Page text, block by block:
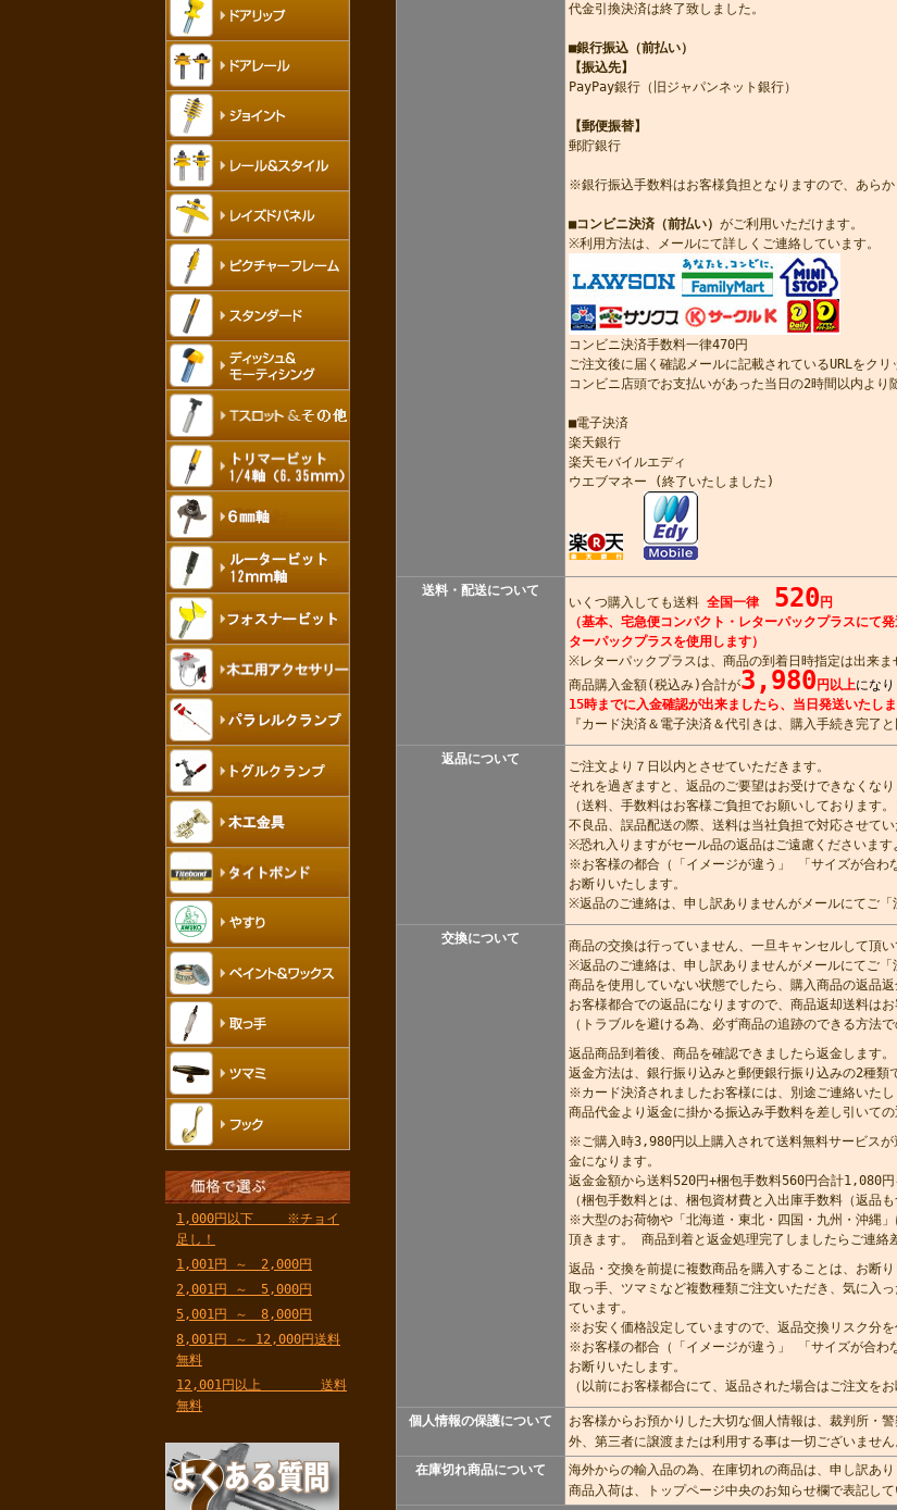
1,000円以下 ※チョイ
足し！
1,001円 ～ 2,000円
2,001円 ～ 5,000円
5,001円 ～ 8,000円
8,001円 ～ 12,000円送料
無料
12,001円以上 送料
無料
代金引換決済は終了致しました。
■銀行振込（前払い）
【振込先】
PayPay銀行（旧ジャパンネット銀行）
【郵便振替】
郵貯銀行
※銀行振込手数料はお客様負担となりますので、あらか
■コンビニ決済（前払い） がご利用いただけます。
※利用方法は、メールにて詳しくご連絡しています。
コンビニ決済手数料一律470円
ご注文後に届く確認メールに記載されているURLをク
コンビニ店頭でお支払いがあった当日の2時間以内より
■電子決済
楽天銀行
楽天モバイルエディ
ウエブマネー (終了いたしました)
送料・配送について
いくつ購入しても送料 全国一律520 円
（基本、宅急便コンパクト・レターパックプラスにて
ターパックプラスを使用します）
※レターパックプラスは、商品の到着日時指定は出来ま
商品購入金額(税込み)合計が3,980 円以上にな
15時までに入金確認が出来ましたら、当日発送いたし
『カード決済＆電子決済＆代引きは、購入手続き完了
返品について
ご注文より７日以内とさせていただきます。
それを過ぎますと、返品のご要望はお受けできなくなり
（送料、手数料はお客様ご負担でお願いしております。
不良品、誤品配送の際、送料は当社負担で対応させてい
※恐れ入りますがセール品の返品はご遠慮くださいます
※お客様の都合（「イメージが違う」 「サイズが合わ
お断りいたします。
※返品のご連絡は、申し訳ありませんがメールにてご「
交換について
商品の交換は行っていません、一旦キャンセルして頂
※返品のご連絡は、申し訳ありませんがメールにてご「
商品を使用していない状態でしたら、購入商品の返品返
お客様都合での返品になりますので、商品返却送料はお
（トラブルを避ける為、必ず商品の追跡のできる方法
返品商品到着後、商品を確認できましたら返金します。
返金方法は、銀行振り込みと郵便銀行振り込みの2種類
※カード決済されましたお客様には、別途ご連絡いたし
商品代金より返金に掛かる振込み手数料を差し引いての
※ご購入時3,980円以上購入されて送料無料サービス
金になります。
返金金額から送料520円+梱包手数料560円合計1,080
（梱包手数料とは、梱包資材費と入出庫手数料（返品
※大型のお荷物や「北海道・東北・四国・九州・沖縄
頂きます。 商品到着と返金処理完了しましたらご連絡
返品・交換を前提に複数商品を購入することは、お断り
取っ手、ツマミなど複数種類ご注文いただき、気に入
ています。
※お安く価格設定していますので、返品交換リスク分を
※お客様の都合（「イメージが違う」 「サイズが合わ
お断りいたします。
（以前にお客様都合にて、返品された場合はご注文を
個人情報の保護について
お客様からお預かりした大切な個人情報は、裁判所・
外、第三者に譲渡または利用する事は一切ございません
在庫切れ商品について
海外からの輸入品の為、在庫切れの商品は、申し訳あり
商品入荷は、トップページ中央のお知らせ欄で表記して